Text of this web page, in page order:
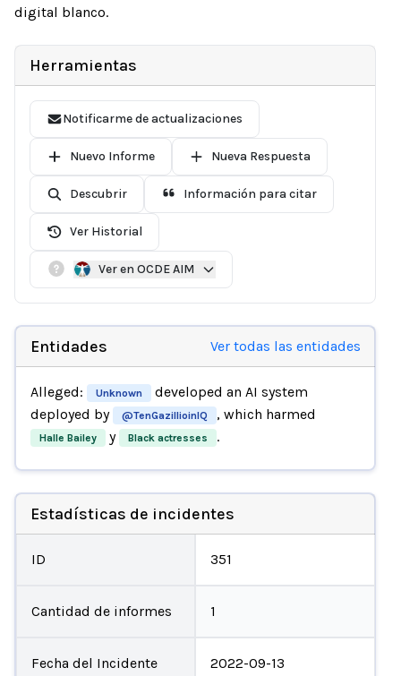
digital blanco.
Herramientas
Notificarme de actualizaciones
Nuevo Informe Nueva Respuesta
Descubrir Información para citar
Ver Historial
Ver en OCDE AIM
Entidades Ver todas las entidades
Alleged: Unknown
developed an AI system
deployed by
@TenGazillioinIQ , which harmed
Halle Bailey y Black actresses .
Estadísticas de incidentes
ID 351
Cantidad de informes 1
Fecha del Incidente 2022-09-13